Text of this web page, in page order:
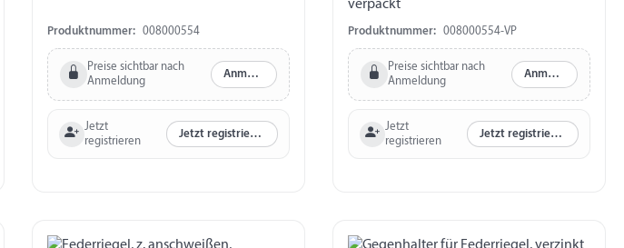
Produktnummer: 008000554
Preise sichtbar nach
Anmeldung
Anmelden
Jetzt
registrieren
Jetzt registrieren
verpackt
Produktnummer: 008000554-VP
Preise sichtbar nach
Anmeldung
Anmelden
Jetzt
registrieren
Jetzt registrieren